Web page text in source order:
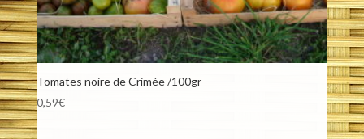
Tomates noire de Crimée /100gr
0,59€